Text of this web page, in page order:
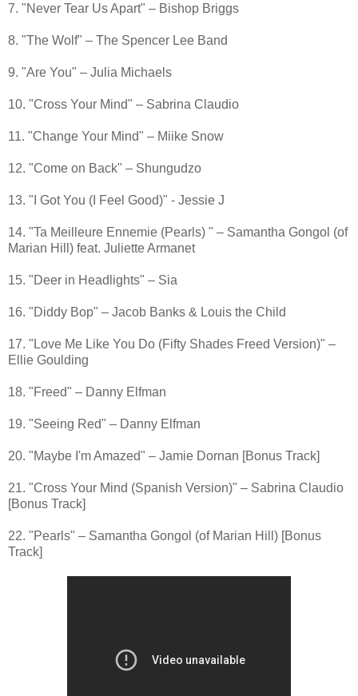
7. "Never Tear Us Apart" – Bishop Briggs
8. "The Wolf" – The Spencer Lee Band
9. "Are You" – Julia Michaels
10. "Cross Your Mind" – Sabrina Claudio
11. "Change Your Mind" – Miike Snow
12. "Come on Back" – Shungudzo
13. "I Got You (I Feel Good)" - Jessie J
14. "Ta Meilleure Ennemie (Pearls) " – Samantha Gongol (of
Marian Hill) feat. Juliette Armanet
15. "Deer in Headlights" – Sia
16. "Diddy Bop" – Jacob Banks & Louis the Child
17. "Love Me Like You Do (Fifty Shades Freed Version)" –
Ellie Goulding
18. "Freed" – Danny Elfman
19. "Seeing Red" – Danny Elfman
20. "Maybe I'm Amazed" – Jamie Dornan [Bonus Track]
21. "Cross Your Mind (Spanish Version)" – Sabrina Claudio
[Bonus Track]
22. "Pearls" – Samantha Gongol (of Marian Hill) [Bonus
Track]